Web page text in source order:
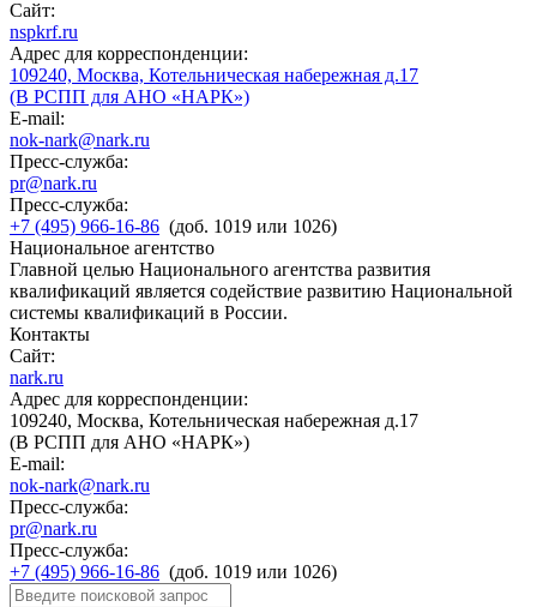
Сайт:
nspkrf.ru
Адрес для корреспонденции:
109240, Москва, Котельническая набережная д.17
(В РСПП для АНО «НАРК»)
E-mail:
nok-nark@nark.ru
Пресс-служба:
pr@nark.ru
Пресс-служба:
+7 (495) 966-16-86 (доб. 1019 или 1026)
Национальное агентство
Главной целью Национального агентства развития
квалификаций является содействие развитию Национальной
системы квалификаций в России.
Контакты
Сайт:
nark.ru
Адрес для корреспонденции:
109240, Москва, Котельническая набережная д.17
(В РСПП для АНО «НАРК»)
E-mail:
nok-nark@nark.ru
Пресс-служба:
pr@nark.ru
Пресс-служба:
+7 (495) 966-16-86 (доб. 1019 или 1026)